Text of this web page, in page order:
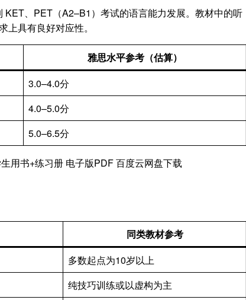
、PET（A2–B1）考试的语言能力发展。教材中的听
具有良好对应性。
雅思水平参考（估算）
3.0–4.0分
4.0–5.0分
5.0–6.5分
同类教材参考
多数起点为10岁以上
纯技巧训练或以虚构为主